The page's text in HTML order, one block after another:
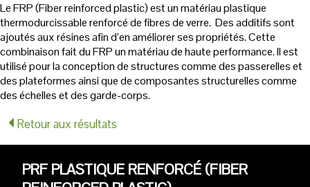
Le FRP (Fiber reinforced plastic) est un matériau plastique
thermodurcissable renforcé de fibres de verre. Des additifs sont
ajoutés aux résines afin d’en améliorer ses propriétés. Cette
combinaison fait du FRP un matériau de haute performance. Il est
utilisé pour la conception de structures comme des passerelles et
des plateformes ainsi que de composantes structurelles comme
des échelles et des garde-corps.
Retour aux résultats
PRF PLASTIQUE RENFORCÉ (FIBER